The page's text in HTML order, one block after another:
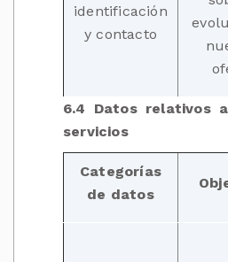
identificación
y contacto
6.4 Datos relativos
servicios
Categorías
de datos